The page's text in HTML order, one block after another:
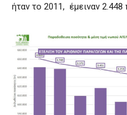
ήταν το 2011, έμειναν